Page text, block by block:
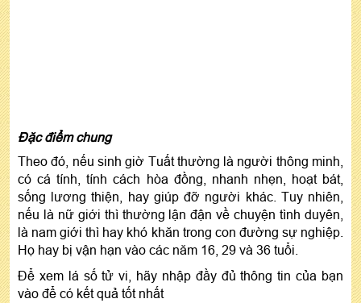
Đặc điểm chung
Theo đó, nếu sinh giờ Tuất thường là người thông minh,
có cá tính, tính cách hòa đồng, nhanh nhẹn, hoạt bát,
sống lương thiện, hay giúp đỡ người khác. Tuy nhiên,
nếu là nữ giới thì thường lận đận về chuyện tình duyên,
là nam giới thì hay khó khăn trong con đường sự nghiệp.
Họ hay bị vận hạn vào các năm 16, 29 và 36 tuổi.
Để xem lá số tử vi, hãy nhập đầy đủ thông tin của bạn
vào để có kết quả tốt nhất